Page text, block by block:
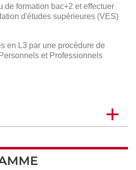
de formation bac+2 et effectuer
d'études supérieures (VES)
en L3 par une procédure de
et Professionnels